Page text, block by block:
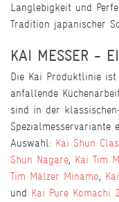
Langlebigkeit und
Tradition japanischer
KAI MESSER -
Die Kai Produktlinie
anfallende
sind in der
Spezialmesservariante
Auswahl: Kai Shun
Shun Nagare, Kai Tim
Tim Mälzer Minamo,
und Kai Pure Komachi 2